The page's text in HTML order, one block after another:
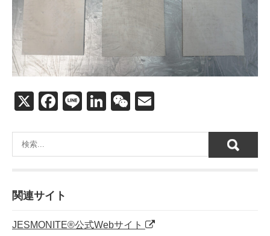
X
F
c
e
o
o
Li
e
Li
k
e
W
C
h
ail
関連サイト
JESMONITE®公式Webサイト